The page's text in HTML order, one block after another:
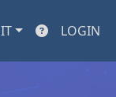
IT LOGIN